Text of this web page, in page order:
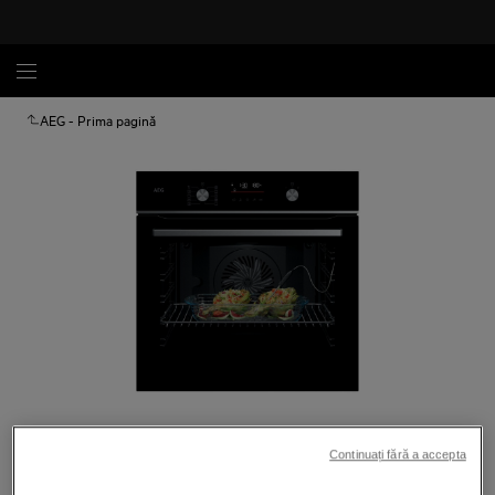
AEG - Prima pagină
Atinge pentru zoom
Continuați fără a accepta